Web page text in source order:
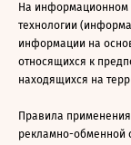
На информационном
технологии
информации на
относящихся к
находящихся на
Правила
рекламно-обменной